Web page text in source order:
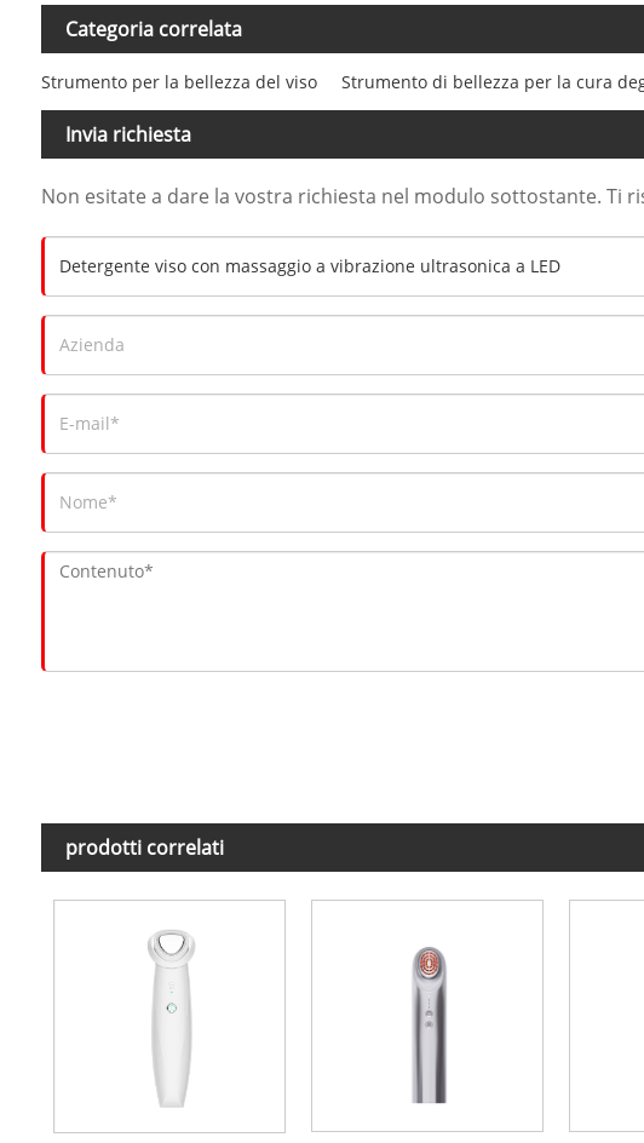
Categoria correlata
Strumento per la bellezza del viso Strumento di bellezza per la cura
Invia richiesta
Non esitate a dare la vostra richiesta nel modulo sottostante. Ti
prodotti correlati